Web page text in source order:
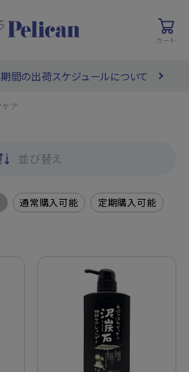
カート
を探す
期間の出荷スケジュールについて
ア
並び替え
通常購入可能 定期購入可能